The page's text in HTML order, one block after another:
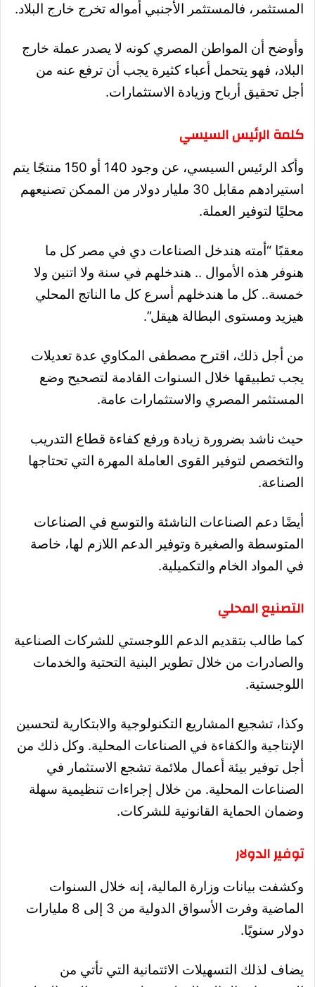
المستثمر، فالمستثمر الأجنبي أمواله تخرج خارج البلاد.
وأوضح أن المواطن المصري كونه لا يصدر عملة خارج
البلاد، فهو يتحمل أعباء كثيرة يجب أن ترفع عنه من
أجل تحقيق أرباح وزيادة الاستثمارات.
كلمة الرئيس السيسي
وأكد الرئيس السيسي، عن وجود 140 أو 150 منتجًا يتم
استيرادهم مقابل 30 مليار دولار من الممكن تصنيعهم
محليًا لتوفير العملة.
معقبًا “أمته هندخل الصناعات دي في مصر كل ما
هنوفر هذه الأموال .. هندخلهم في سنة ولا اتنين ولا
خمسة.. كل ما هندخلهم أسرع كل ما الناتج المحلي
هيزيد ومستوى البطالة هيقل”.
من أجل ذلك، اقترح مصطفى المكاوي عدة تعديلات
يجب تطبيقها خلال السنوات القادمة لتصحيح وضع
المستثمر المصري والاستثمارات عامة.
حيث ناشد بضرورة زيادة ورفع كفاءة قطاع التدريب
والتخصص لتوفير القوى العاملة المهرة التي تحتاجها
الصناعة.
أيضًا دعم الصناعات الناشئة والتوسع في الصناعات
المتوسطة والصغيرة وتوفير الدعم اللازم لها، خاصة
في المواد الخام والتكميلية.
التصنيع المحلي
كما طالب بتقديم الدعم اللوجستي للشركات الصناعية
والصادرات من خلال تطوير البنية التحتية والخدمات
اللوجستية.
وكذا، تشجيع المشاريع التكنولوجية والابتكارية لتحسين
الإنتاجية والكفاءة في الصناعات المحلية. وكل ذلك من
أجل توفير بيئة أعمال ملائمة تشجع الاستثمار في
الصناعات المحلية. من خلال إجراءات تنظيمية سهلة
وضمان الحماية القانونية للشركات.
توفير الدولار
وكشفت بيانات وزارة المالية، إنه خلال السنوات
الماضية وفرت الأسواق الدولية من 3 إلى 8 مليارات
دولار سنويًا.
يضاف لذلك التسهيلات الائتمانية التي تأتي من